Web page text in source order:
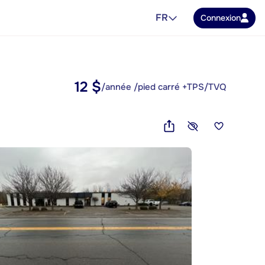
FR Connexion
12 $/année /pied carré +TPS/TVQ